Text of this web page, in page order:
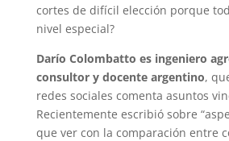
cortes de difícil elección porque
nivel especial?
Darío Colombatto es ingeniero
consultor y docente argentino,
redes sociales comenta asuntos
Recientemente escribió sobre
que ver con la comparación entre